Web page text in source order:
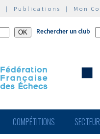
| Publications | Mon
Rechercher un club
COMPÉTITIONS